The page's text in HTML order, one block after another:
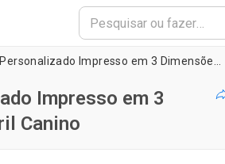
Impresso em 3
Canino